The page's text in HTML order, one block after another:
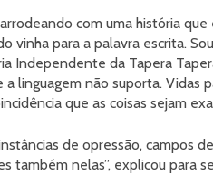
com uma história
vinha para a palavra escrita.
Independente da Tapera
linguagem não suporta. Vidas
que as coisas sejam
de opressão, campos
também nelas”, explicou para